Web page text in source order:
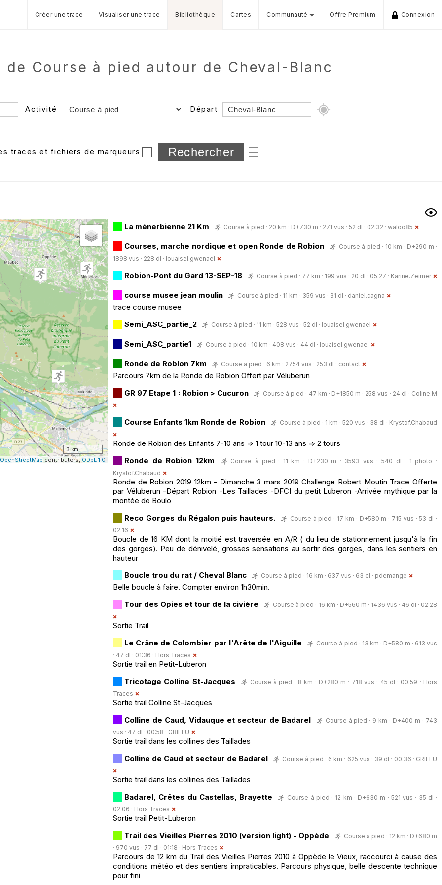
Créer une trace Visualiser une trace Bibliothèque Cartes Communauté Offre Premium Connexion
Course à pied autour de Cheval-Blanc
Activité Départ
Dossier
et sous-dossiers
traces et fichiers de marqueurs
3 km
OpenStreetMap contributors,ODbL 1.0
La ménerbienne 21 Km Course à pied · 20 km · D+730 m · 271 vus · 52 dl · 02:32 · waloo85
Courses, marche nordique et open Ronde de Robion
Course à pied · 10 km · D+290 m ·
1898 vus · 228 dl · louaisel.gwenael
Robion-Pont du Gard 13-SEP-18 Course à pied · 77 km · 199 vus · 20 dl · 05:27 · Karine.Zeimer
course musee jean moulin Course à pied · 11 km · 359 vus · 31 dl · daniel.cagna
trace course musee
Semi_ASC_partie_2
Course à pied · 11 km · 528 vus · 52 dl · louaisel.gwenael
Semi_ASC_partie1 Course à pied · 10 km · 408 vus · 44 dl · louaisel.gwenael
Ronde de Robion 7km Course à pied · 6 km · 2754 vus · 253 dl · contact
Parcours 7km de la Ronde de Robion Offert par Véluberun
GR 97 Etape 1 : Robion > Cucuron
Course à pied · 47 km · D+1850 m · 258 vus · 24 dl · Coline.M
Course Enfants 1km Ronde de Robion Course à pied · 1 km · 520 vus · 38 dl · Krystof.Chabaud
Ronde de Robion des Enfants 7-10 ans => 1 tour 10-13 ans => 2 tours
Ronde de Robion 12km
Course à pied · 11 km · D+230 m · 3593 vus · 540 dl · 1 photo ·
Krystof.Chabaud
Ronde de Robion 2019 12km - Dimanche 3 mars 2019 Challenge Robert Moutin Trace Offerte
par Véluberun -Départ Robion -Les Taillades -DFCI du petit Luberon -Arrivée mythique par la
montée de Boulo
Reco Gorges du Régalon puis hauteurs.
Course à pied · 17 km · D+580 m · 715 vus · 53 dl ·
02:16
Boucle de 16 KM dont la moitié est traversée en A/R ( du lieu de stationnement jusqu'à la fin
des gorges). Peu de dénivelé, grosses sensations au sortir des gorges, dans les sentiers en
hauteur
Boucle trou du rat / Cheval Blanc
Course à pied · 16 km · 637 vus · 63 dl · pdemange
Belle boucle à faire. Compter environ 1h30min.
Tour des Opies et tour de la civière
Course à pied · 16 km · D+560 m · 1436 vus · 46 dl · 02:28
Sortie Trail
Le Crâne de Colombier par l'Arête de l'Aiguille
Course à pied · 13 km · D+580 m · 613 vus
· 47 dl · 01:36 · Hors Traces
Sortie trail en Petit-Luberon
Tricotage Colline St-Jacques
Course à pied · 8 km · D+280 m · 718 vus · 45 dl · 00:59 · Hors
Traces
Sortie trail Colline St-Jacques
Colline de Caud, Vidauque et secteur de Badarel
Course à pied · 9 km · D+400 m · 743
vus · 47 dl · 00:58 · GRIFFU
Sortie trail dans les collines des Taillades
Colline de Caud et secteur de Badarel
Course à pied · 6 km · 625 vus · 39 dl · 00:36 · GRIFFU
Sortie trail dans les collines des Taillades
Badarel, Crêtes du Castellas, Brayette
Course à pied · 12 km · D+630 m · 521 vus · 35 dl ·
02:06 · Hors Traces
Sortie trail Petit-Luberon
Trail des Vieilles Pierres 2010 (version light) - Oppède
Course à pied · 12 km · D+680 m
· 970 vus · 77 dl · 01:18 · Hors Traces
Parcours de 12 km du Trail des Vieilles Pierres 2010 à Oppède le Vieux, raccourci à cause des
conditions météo et des sentiers impraticables. Parcours physique, belle descente technique
pour fini